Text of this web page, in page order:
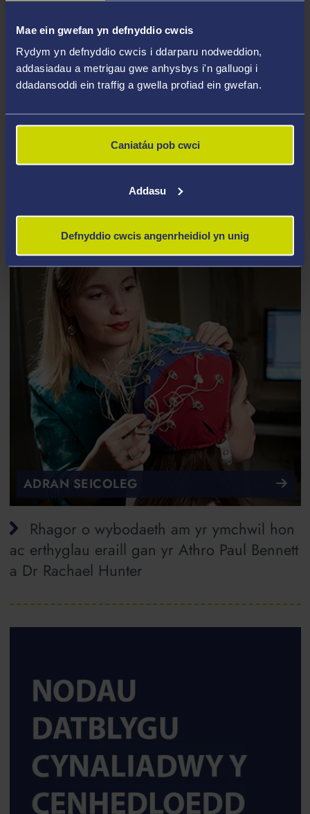
Mae ein gwefan yn defnyddio cwcis
Rydym yn defnyddio cwcis i ddarparu nodweddion,
addasiadau a metrigau gwe anhysbys i'n galluogi i
ddadansoddi ein traffig a gwella profiad ein gwefan.
Caniatáu pob cwci
Addasu
Defnyddio cwcis angenrheidiol yn unig
PARTNER YMCHWIL
ADRAN SEICOLEG
Rhagor o wybodaeth am yr ymchwil hon
ac erthyglau eraill gan yr Athro Paul Bennett
a Dr Rachael Hunter